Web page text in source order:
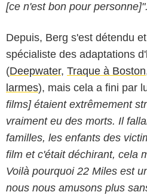
[ce n'est bon pour personne]".
Depuis, Berg s'est détendu
spécialiste des adaptations
(Deepwater, Traque à Boston
larmes), mais cela a fini par
films] étaient extrêmement
vraiment eu des morts. Il
familles, les enfants des
film et c'était déchirant, cela
Voilà pourquoi 22 Miles est
nous nous amusons plus